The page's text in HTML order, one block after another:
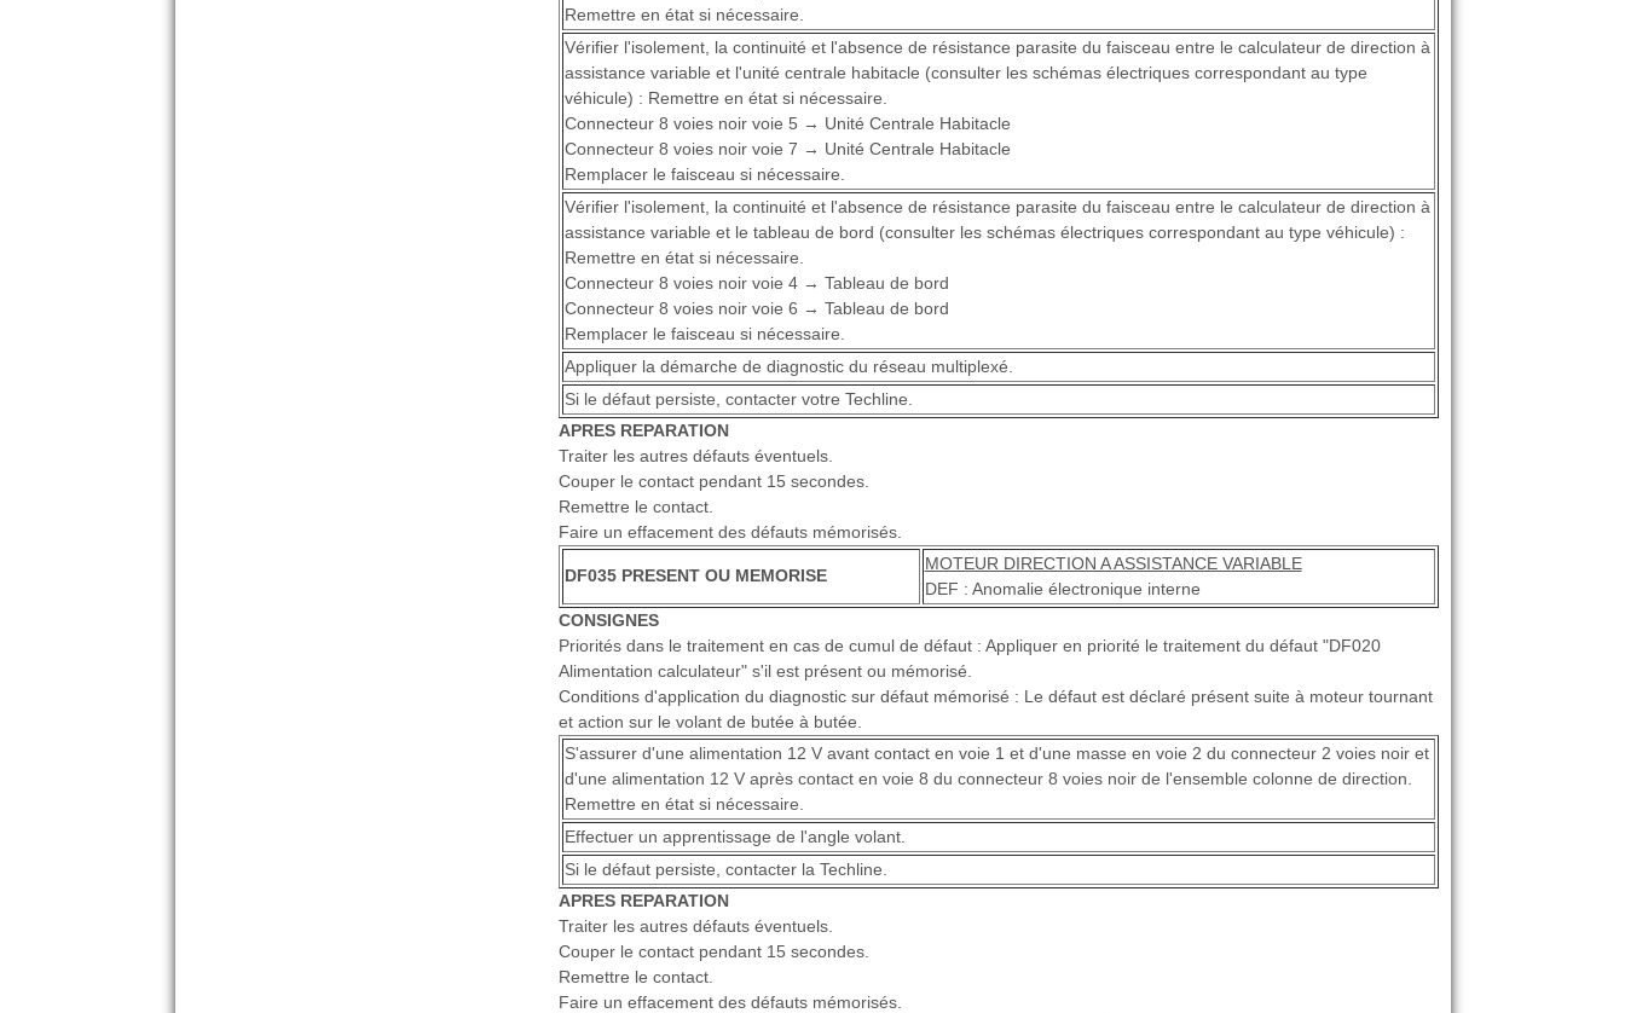
Remettre en état si nécessaire.
Vérifier l'isolement, la continuité et l'absence de résistance parasite du faisceau entre le calculateur de direction à
assistance variable et l'unité centrale habitacle (consulter les schémas électriques correspondant au type
véhicule) : Remettre en état si nécessaire.
Connecteur 8 voies noir voie 5 → Unité Centrale Habitacle
Connecteur 8 voies noir voie 7 → Unité Centrale Habitacle
Remplacer le faisceau si nécessaire.
Vérifier l'isolement, la continuité et l'absence de résistance parasite du faisceau entre le calculateur de direction à
assistance variable et le tableau de bord (consulter les schémas électriques correspondant au type véhicule) :
Remettre en état si nécessaire.
Connecteur 8 voies noir voie 4 → Tableau de bord
Connecteur 8 voies noir voie 6 → Tableau de bord
Remplacer le faisceau si nécessaire.
Appliquer la démarche de diagnostic du réseau multiplexé.
Si le défaut persiste, contacter votre Techline.
APRES REPARATION
Traiter les autres défauts éventuels.
Couper le contact pendant 15 secondes.
Remettre le contact.
Faire un effacement des défauts mémorisés.
DF035 PRESENT OU MEMORISE
MOTEUR DIRECTION A ASSISTANCE VARIABLE
DEF : Anomalie électronique interne
CONSIGNES
Priorités dans le traitement en cas de cumul de défaut : Appliquer en priorité le traitement du défaut "DF020
Alimentation calculateur" s'il est présent ou mémorisé.
Conditions d'application du diagnostic sur défaut mémorisé : Le défaut est déclaré présent suite à moteur tournant
et action sur le volant de butée à butée.
S'assurer d'une alimentation 12 V avant contact en voie 1 et d'une masse en voie 2 du connecteur 2 voies noir et
d'une alimentation 12 V après contact en voie 8 du connecteur 8 voies noir de l'ensemble colonne de direction.
Remettre en état si nécessaire.
Effectuer un apprentissage de l'angle volant.
Si le défaut persiste, contacter la Techline.
APRES REPARATION
Traiter les autres défauts éventuels.
Couper le contact pendant 15 secondes.
Remettre le contact.
Faire un effacement des défauts mémorisés.